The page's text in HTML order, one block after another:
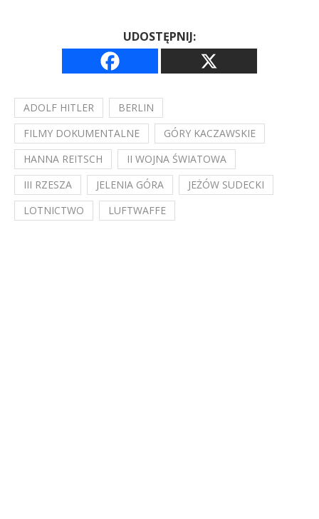
UDOSTĘPNIJ:
ADOLF HITLER
BERLIN
FILMY DOKUMENTALNE
GÓRY KACZAWSKIE
HANNA REITSCH
II WOJNA ŚWIATOWA
III RZESZA
JELENIA GÓRA
JEŻÓW SUDECKI
LOTNICTWO
LUFTWAFFE